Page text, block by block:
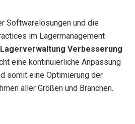
Softwarelösungen und die
im Lagermanagement
Lagerverwaltung Verbesserung
eine kontinuierliche Anpassung
somit eine Optimierung der
aller Größen und Branchen.